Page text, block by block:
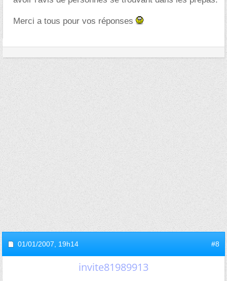
Merci a tous pour vos réponses
01/01/2007, 19h14 #8
invite81989913